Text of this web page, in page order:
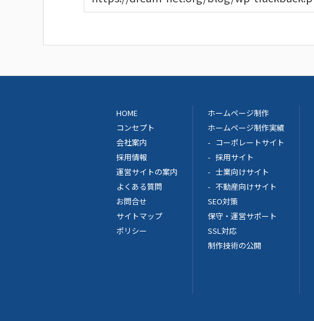
HOME
コンセプト
会社案内
採用情報
運営サイトの案内
よくある質問
お問合せ
サイトマップ
ポリシー
ホームページ制作
ホームページ制作実績
コーポレートサイト
採用サイト
士業向けサイト
不動産向けサイト
SEO対策
保守・運営サポート
SSL対応
制作技術の公開